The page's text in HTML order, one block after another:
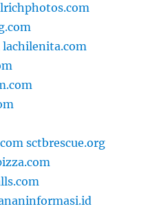
lachilenita.com
sctbrescue.org